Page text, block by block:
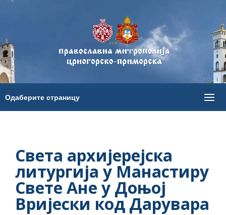
Света архијерејска
литургија у Манастиру
Свете Ане у Доњој
Вријески код Дарувара